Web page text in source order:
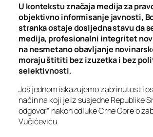
U kontekstu značaja medija za
objektivno informisanje javnosti,
stranka ostaje dosljedna stavu da
medija, profesionalni integritet
na nesmetano obavljanje
moraju štititi bez izuzetka i bez
selektivnosti.
Još jednom iskazujemo zabrinutost i
način na koji je iz susjedne Republike
odgovor” nakon odluke Crne Gore o
Vučićeviću.